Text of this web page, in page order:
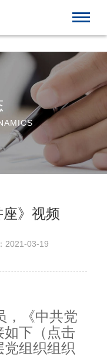
界杯(中国)
座》视频
2021-03-19
《中共党
如下（点击
组织组织